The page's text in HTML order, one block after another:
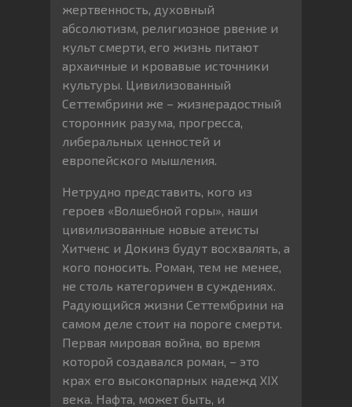
жертвенность, духовный
абсолютизм, религиозное рвение и
культ смерти, его жизнь питают
архаичные и кровавые источники
культуры. Цивилизованный
Сеттембрини же – жизнерадостный
сторонник разума, прогресса,
либеральных ценностей и
европейского мышления.
Нетрудно представить, кого из
героев «Волшебной горы», наши
цивилизованные новые атеисты
Хитченс и Докинз будут восхвалять, а
кого поносить. Роман, тем не менее,
не столь категоричен в суждениях.
Радующийся жизни Сеттембрини на
самом деле стоит на пороге смерти.
Первая мировая война, во время
которой создавался роман, – это
крах его высокопарных надежд XIX
века. Нафта, может быть, и